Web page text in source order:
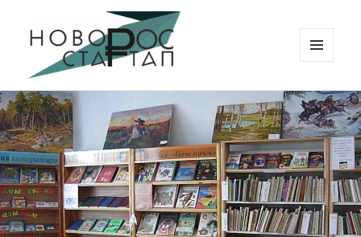
Новорос Стартап
ВИДЖЕТЫ